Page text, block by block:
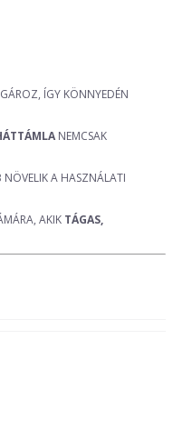
ÍGY KÖNNYEDÉN
NEMCSAK
NÖVELIK A HASZNÁLATI
AKIK TÁGAS,